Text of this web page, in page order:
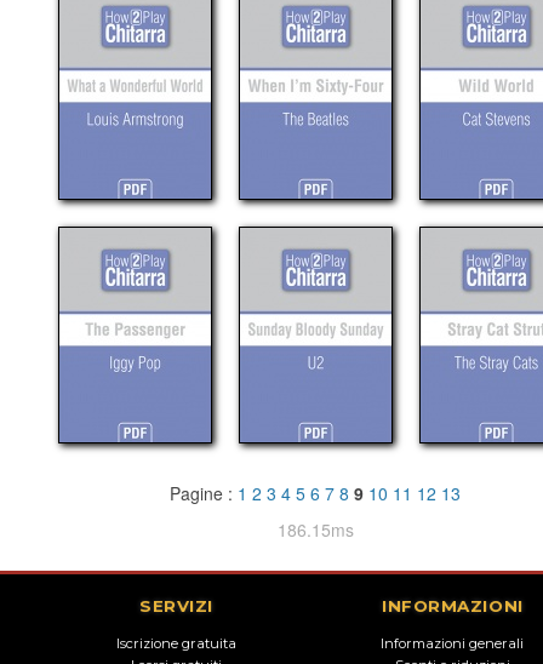
Pagine : 1 2 3 4 5 6 7 8 9 10 11 12 13
186.15ms
SERVIZI
Iscrizione gratuita
INFORMAZIONI
Informazioni generali